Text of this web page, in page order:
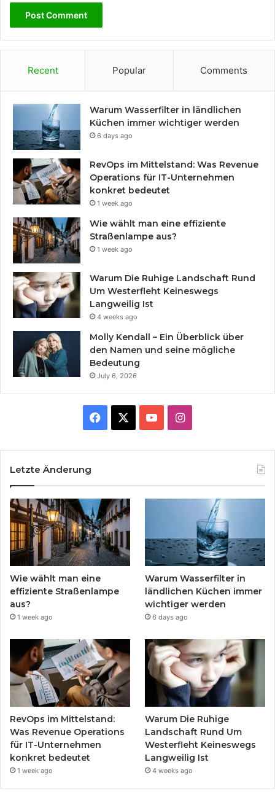
Recent Popular Comments
Warum Wasserfilter in ländlichen
Küchen immer wichtiger werden
6 days ago
RevOps im Mittelstand: Was Revenue
Operations für IT-Unternehmen
konkret bedeutet
1 week ago
Wie wählt man eine effiziente
Straßenlampe aus?
1 week ago
Warum Die Ruhige Landschaft Rund
Um Westerfleht Keineswegs
Langweilig Ist
4 weeks ago
Molly Kendall – Ein Überblick über
den Namen und seine mögliche
Bedeutung
July 6, 2026
Facebook YouTubeInstagram
Letzte Änderung
Wie wählt man eine
effiziente Straßenlampe
aus?
1 week ago
Warum Wasserfilter in
ländlichen Küchen immer
wichtiger werden
6 days ago
RevOps im Mittelstand:
Was Revenue Operations
für IT-Unternehmen
konkret bedeutet
1 week ago
Warum Die Ruhige
Landschaft Rund Um
Westerfleht Keineswegs
Langweilig Ist
4 weeks ago